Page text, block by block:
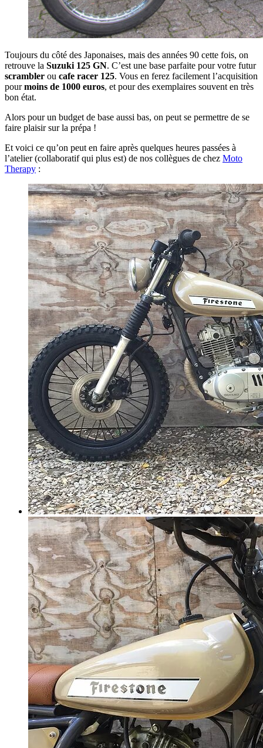
Toujours du côté des Japonaises, mais des années 90 cette fois, on
retrouve la Suzuki 125 GN. C’est une base parfaite pour votre futur
scrambler ou cafe racer 125. Vous en ferez facilement l’acquisition
pourmoins de 1000 euros, et pour des exemplaires souvent en très
bon état.
Alors pour un budget de base aussi bas, on peut se permettre de se
faire plaisir sur la prépa !
Et voici ce qu’on peut en faire après quelques heures passées à
l’atelier (collaboratif qui plus est) de nos collègues de chez Moto
Therapy :